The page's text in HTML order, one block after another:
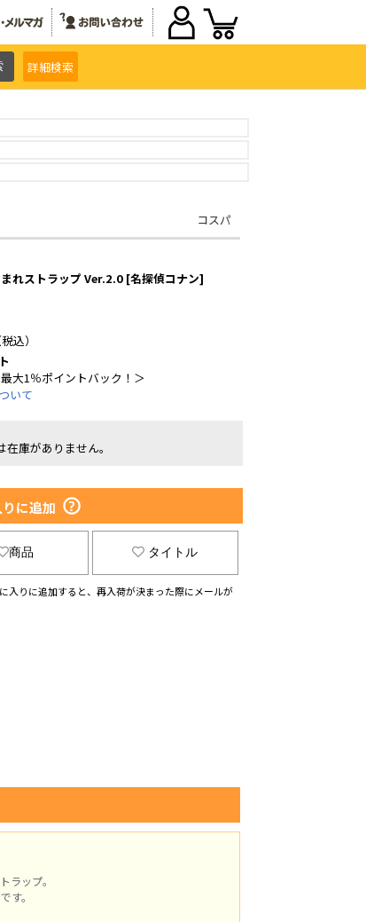
詳細検索
コスパ
れストラップ Ver.2.0 [名探偵コナン]
税込）
大1％ポイントバック！＞
いて
在庫がありません。
に追加
商品 タイトル
入りに追加すると、再入荷が決まった際にメールが
ラップ。
す。